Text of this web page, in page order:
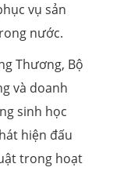
vụ sản
nước.
Thương, Bộ
và doanh
sinh học
hiện đấu
trong hoạt